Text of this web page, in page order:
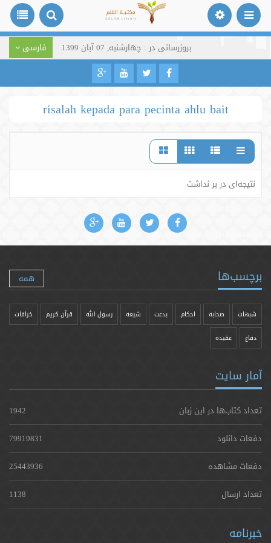
بروزرسانی در : چهارشنبه, 07 آبان 1399 فارسی
risalah kepada para pecinta ahlu bait
نتیجه‌ای در بر نداشت
برچسب‌ها همه
شبهات صحابه احکام بدعت شیعه رسول الله قرآن کریم خرافات
دفاع عقیده
آمار سایت
تعداد کتاب‌ها در این زبان
1942
دفعات دانلود
79919831
دفعات مشاهده
25443936
تعداد ارسال
1138
خبرنامه